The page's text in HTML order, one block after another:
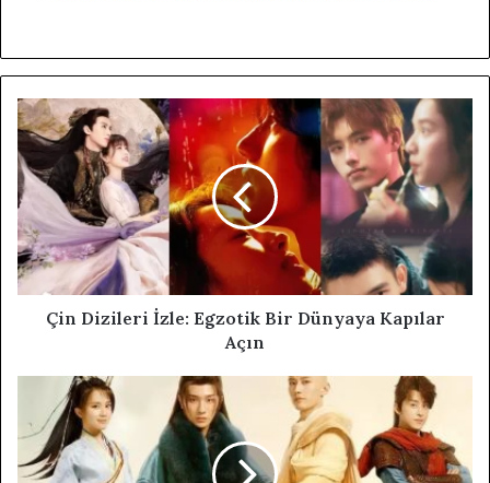
Çin Dizileri İzle: Egzotik Bir Dünyaya Kapılar
Açın